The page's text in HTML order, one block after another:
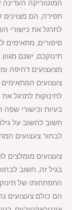
המוטוריקה
תפירה, הם מצוינים
לתרגל את כישורי
סיפורים, מתאימים
תינוקכם, ישנם
מצעצועים דחיפה
צעצועים
לתינוקות לתרגל
בעיות וכישורי שפה
חשוב לחשוב על
לבחור צעצועים
צעצועים מומלצים לתינוקות
בגיל זה, חשוב
התפתחותו של
הם כולם צעצועים